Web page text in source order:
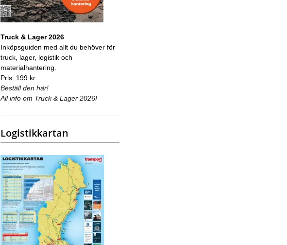
Truck & Lager 2026
Inköpsguiden med allt du behöver för
truck, lager, logistik och
materialhantering.
Pris: 199 kr.
Beställ den här!
All info om Truck & Lager 2026!
Logistikkartan